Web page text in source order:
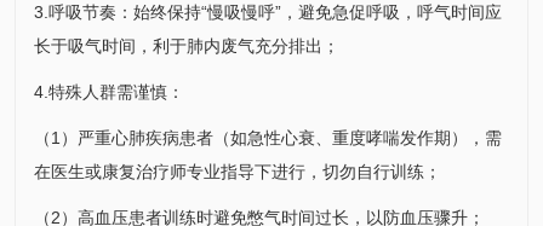
3.呼吸节奏：始终保持“慢吸慢呼”，避免急促呼吸，呼气时间应
长于吸气时间，利于肺内废气充分排出；
4.特殊人群需谨慎：
（1）严重心肺疾病患者（如急性心衰、重度哮喘发作期），需
在医生或康复治疗师专业指导下进行，切勿自行训练；
（2）高血压患者训练时避免憋气时间过长，以防血压骤升；